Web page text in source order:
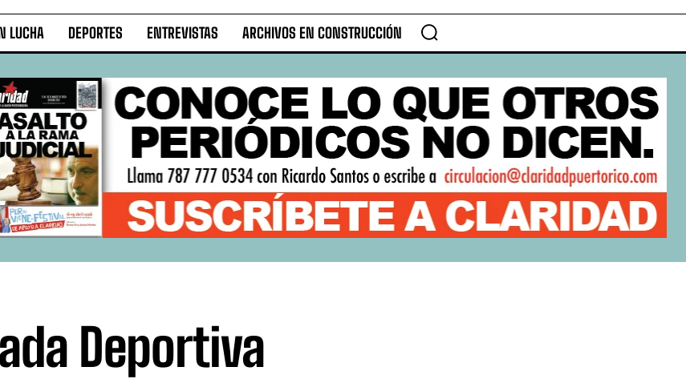
LUCHA DEPORTES ENTREVISTAS ARCHIVOS EN CONSTRUCCIÓN
Deportiva